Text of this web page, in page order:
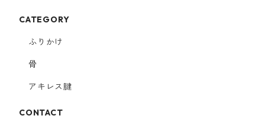
CATEGORY
ふりかけ
骨
アキレス腱
CONTACT